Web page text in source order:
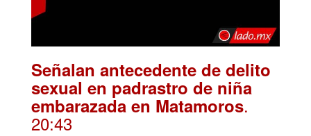
Señalan antecedente de delito
sexual en padrastro de niña
embarazada en Matamoros.
20:43